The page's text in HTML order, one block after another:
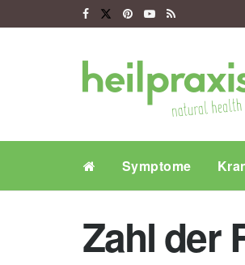
Symptome
Zahl der